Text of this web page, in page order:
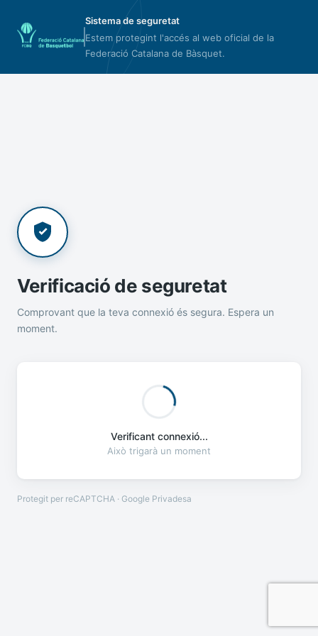
Sistema de seguretat
Estem protegint l'accés al web oficial de la
Federació Catalana de Bàsquet.
Verificació de seguretat
Comprovant que la teva connexió és segura. Espera un
moment.
Verificant connexió...
Això trigarà un moment
Protegit per reCAPTCHA · Google Privadesa